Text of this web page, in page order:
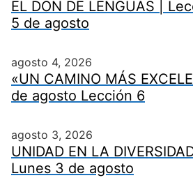
EL DON DE LENGUAS |
5 de agosto
agosto 4, 2026
«UN CAMINO MÁS
de agosto Lección 6
agosto 3, 2026
UNIDAD EN LA
Lunes 3 de agosto